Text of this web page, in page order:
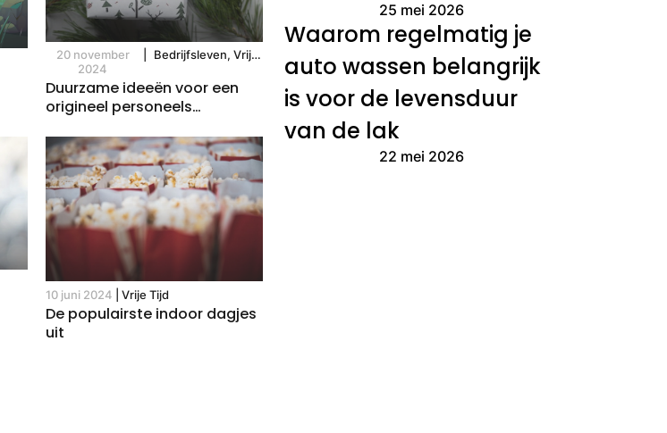
20 november
2024
Bedrijfsleven, Vrije
Duurzame ideeën voor een
origineel personeels
10 juni 2024 Vrije Tijd
De populairste indoor dagjes
uit
25 mei 2026
Waarom regelmatig je
auto wassen belangrijk
is voor de levensduur
van de lak
22 mei 2026